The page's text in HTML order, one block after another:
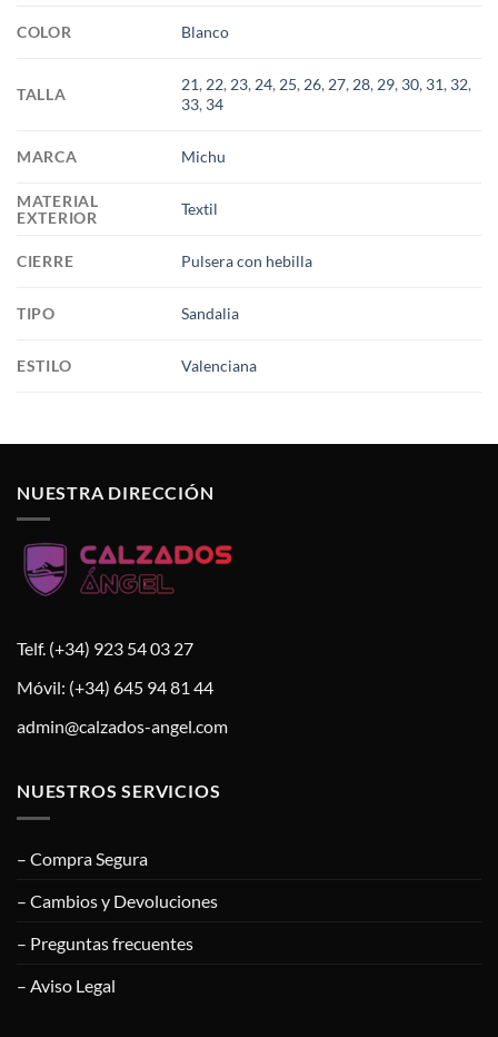
COLOR Blanco
TALLA
21, 22, 23, 24, 25, 26, 27, 28, 29, 30, 31, 32,
33, 34
MARCA Michu
MATERIAL
EXTERIOR
Textil
CIERRE Pulsera con hebilla
TIPO Sandalia
ESTILO Valenciana
NUESTRA DIRECCIÓN
Telf. (+34) 923 54 03 27
Móvil: (+34) 645 94 81 44
admin@calzados-angel.com
NUESTROS SERVICIOS
– Compra Segura
– Cambios y Devoluciones
– Preguntas frecuentes
– Aviso Legal